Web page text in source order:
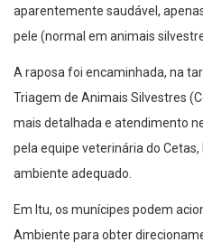
aparentemente saudável,
pele (normal em animais
A raposa foi encaminhada, na
Triagem de Animais Silvestres
mais detalhada e atendimento
pela equipe veterinária do
ambiente adequado.
Em Itu, os munícipes podem
Ambiente para obter